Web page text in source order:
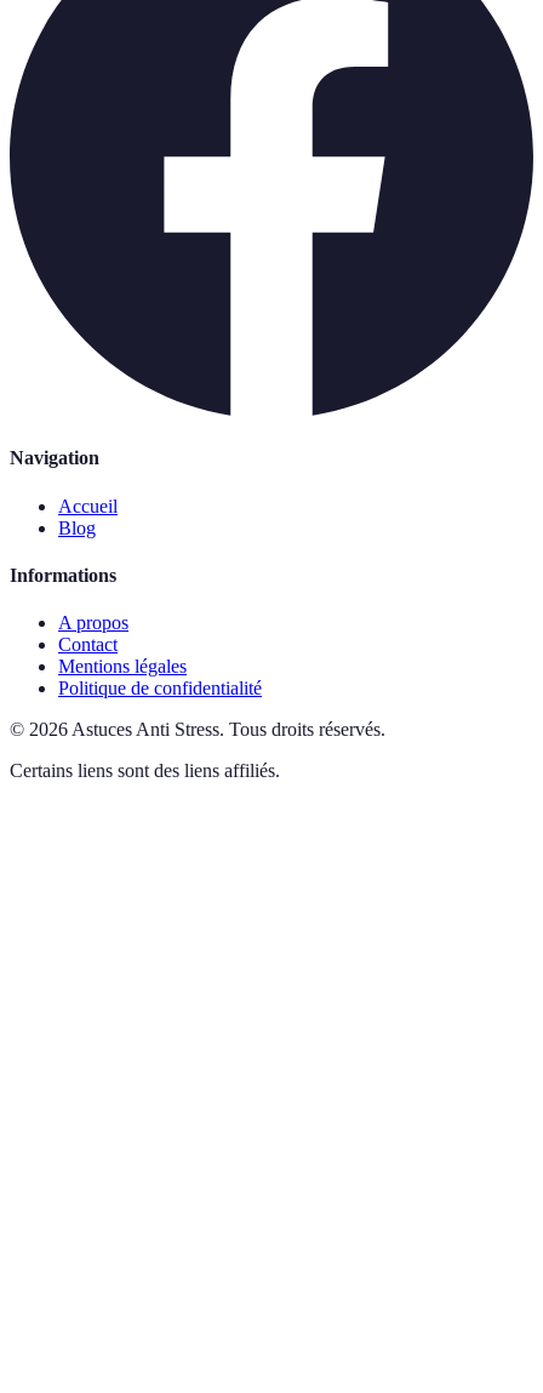
Navigation
Accueil
Blog
Informations
A propos
Contact
Mentions légales
Politique de confidentialité
© 2026 Astuces Anti Stress. Tous droits réservés.
Certains liens sont des liens affiliés.